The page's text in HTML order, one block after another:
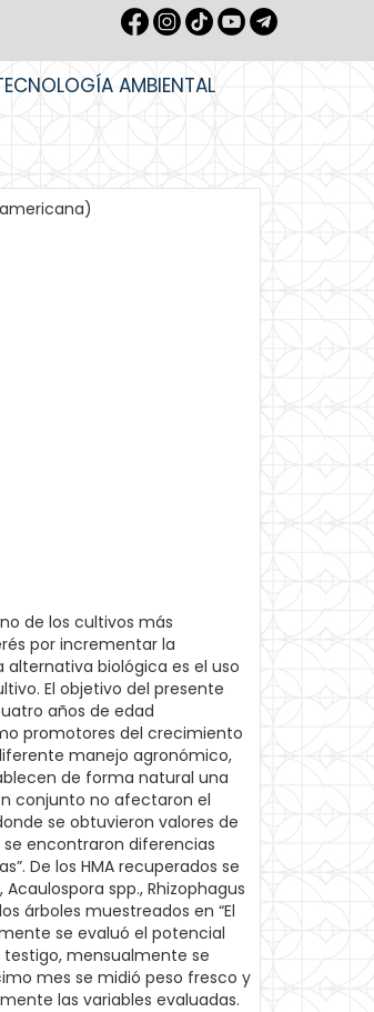
AMBIENTAL
de los cultivos más
por incrementar la
biológica es el uso
El objetivo del presente
años de edad
promotores del crecimiento
manejo agronómico,
de forma natural una
conjunto no afectaron el
se obtuvieron valores de
se encontraron diferencias
De los HMA recuperados se
spp., Rhizophagus
árboles muestreados en “El
se evaluó el potencial
mensualmente se
mes se midió peso fresco y
las variables evaluadas.